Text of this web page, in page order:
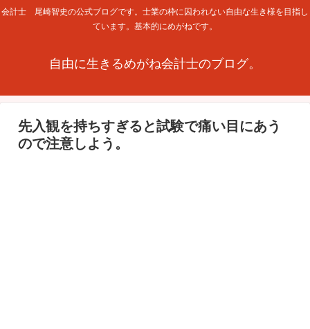
会計士 尾崎智史の公式ブログです。士業の枠に囚われない自由な生き様を目指し
ています。基本的にめがねです。
自由に生きるめがね会計士のブログ。
先入観を持ちすぎると試験で痛い目にあう
ので注意しよう。